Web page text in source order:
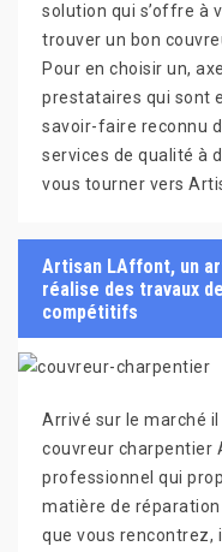
solution qui s’offre à
trouver un bon
Pour en choisir un,
prestataires qui sont
savoir-faire reconnu
services de qualité à
vous tourner vers
Artisan LAffont, un
réalise des travaux
compétitifs
Arrivé sur le marché il
couvreur charpentier
professionnel qui
matière de
que vous